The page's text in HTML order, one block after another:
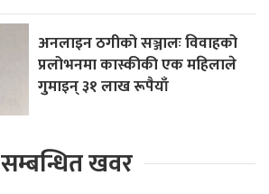
अनलाइन ठगीको सञ्जालः विवाहको
प्रलोभनमा कास्कीकी एक महिलाले
गुमाइन् ३१ लाख रूपैयाँ
सम्बन्धित खवर